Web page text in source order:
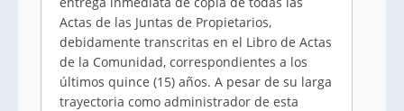
Actas de las Juntas de Propietarios,
debidamente transcritas en el Libro de Actas
de la Comunidad, correspondientes a los
últimos quince (15) años. A pesar de su larga
trayectoria como administrador de esta